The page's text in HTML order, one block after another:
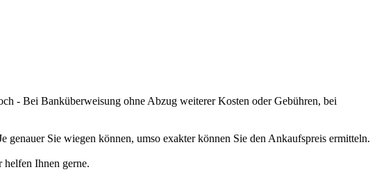
- Bei Banküberweisung ohne Abzug weiterer Kosten oder Gebühren, bei
genauer Sie wiegen können, umso exakter können Sie den Ankaufspreis ermitteln.
Ihnen gerne.